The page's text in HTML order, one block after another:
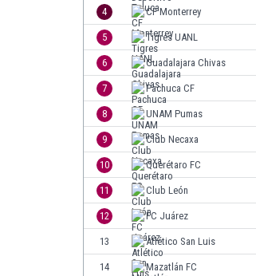
4 CF Monterrey
5 Tigres UANL
6 Guadalajara Chivas
7 Pachuca CF
8 UNAM Pumas
9 Club Necaxa
10 Querétaro FC
11 Club León
12 FC Juárez
13 Atlético San Luis
14 Mazatlán FC